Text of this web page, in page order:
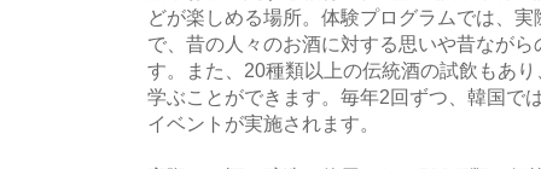
どが楽しめる場所。体験プログラムでは、
で、昔の人々のお酒に対する思いや昔なが
す。また、20種類以上の伝統酒の試飲もあ
学ぶことができます。毎年2回ずつ、韓国で
イベントが実施されます。